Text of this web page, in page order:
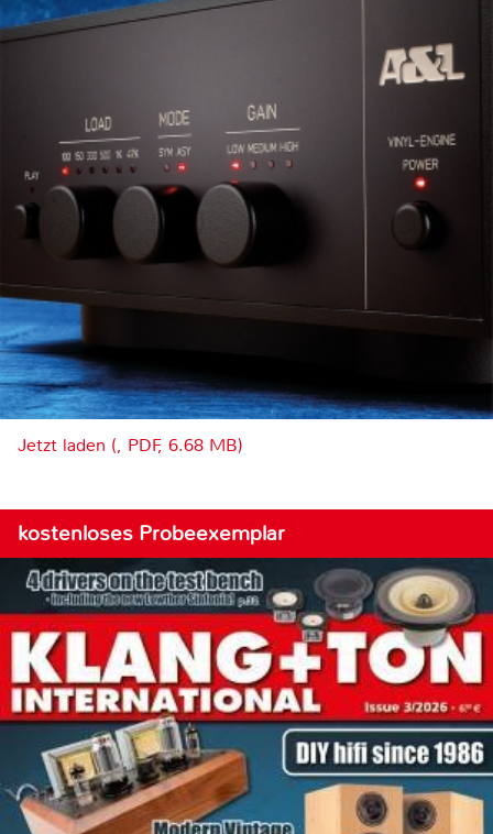
Jetzt laden (, PDF, 6.68 MB)
kostenloses Probeexemplar